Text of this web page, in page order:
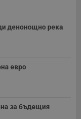
денонощно река
евро
за бъдещия